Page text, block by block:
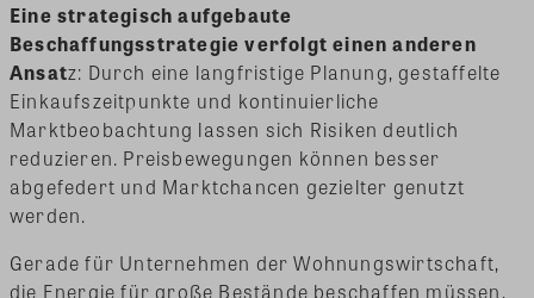
Eine strategisch aufgebaute
Beschaffungsstrategie verfolgt einen anderen
Ansatz: Durch eine langfristige Planung, gestaffelte
Einkaufszeitpunkte und kontinuierliche
Marktbeobachtung lassen sich Risiken deutlich
reduzieren. Preisbewegungen können besser
abgefedert und Marktchancen gezielter genutzt
werden.
Gerade für Unternehmen der Wohnungswirtschaft,
die Energie für große Bestände beschaffen müssen,